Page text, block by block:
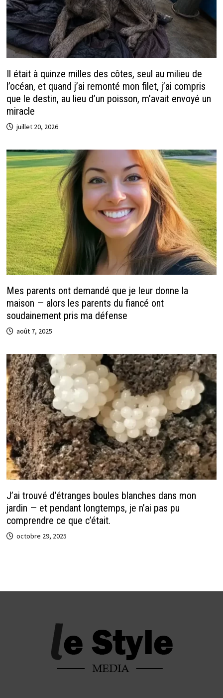
Il était à quinze milles des côtes, seul au milieu de
l’océan, et quand j’ai remonté mon filet, j’ai compris
que le destin, au lieu d’un poisson, m’avait envoyé un
miracle
juillet 20, 2026
Mes parents ont demandé que je leur donne la
maison — alors les parents du fiancé ont
soudainement pris ma défense
août 7, 2025
J’ai trouvé d’étranges boules blanches dans mon
jardin — et pendant longtemps, je n’ai pas pu
comprendre ce que c’était.
octobre 29, 2025